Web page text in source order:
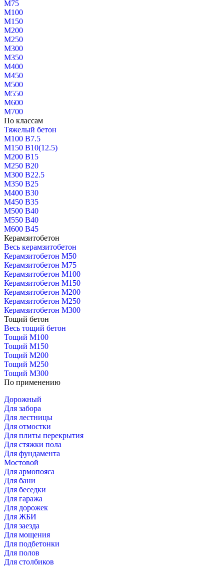
М75
М100
М150
М200
М250
М300
М350
М400
М450
М500
М550
М600
М700
По классам
Тяжелый бетон
М100 В7.5
М150 В10(12.5)
М200 В15
М250 В20
М300 В22.5
М350 В25
М400 В30
М450 В35
М500 В40
М550 В40
М600 В45
Керамзитобетон
Весь керамзитобетон
Керамзитобетон М50
Керамзитобетон М75
Керамзитобетон М100
Керамзитобетон М150
Керамзитобетон М200
Керамзитобетон М250
Керамзитобетон М300
Тощий бетон
Весь тощий бетон
Тощий М100
Тощий М150
Тощий М200
Тощий М250
Тощий М300
По применению
Дорожный
Для забора
Для лестницы
Для отмостки
Для плиты перекрытия
Для стяжки пола
Для фундамента
Мостовой
Для армопояса
Для бани
Для беседки
Для гаража
Для дорожек
Для ЖБИ
Для заезда
Для мощения
Для подбетонки
Для полов
Для столбиков